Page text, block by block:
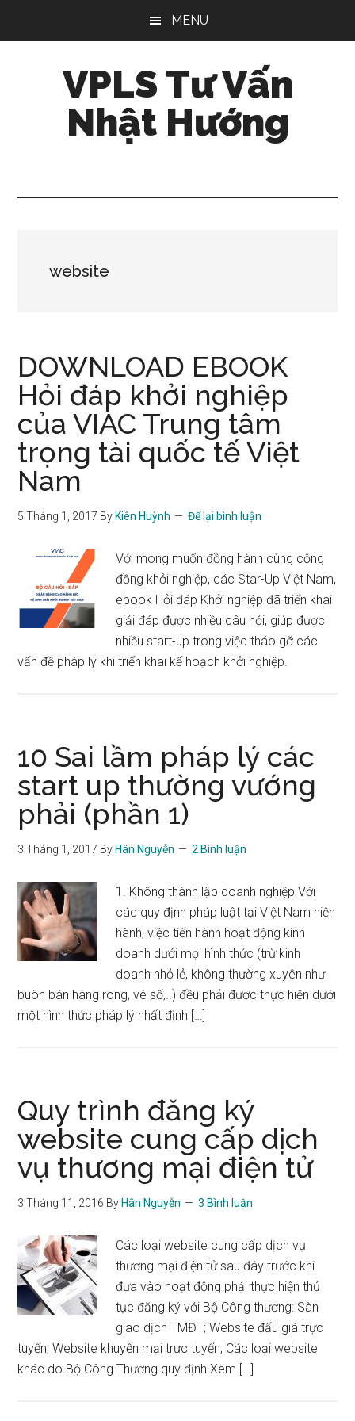
MENU
VPLS Tư Vấn
Nhật Hướng
website
DOWNLOAD EBOOK
Hỏi đáp khởi nghiệp
của VIAC Trung tâm
trọng tài quốc tế Việt
Nam
5 Tháng 1, 2017 By Kiên Huỳnh Để lại bình luận
Với mong muốn đồng hành cùng cộng
đồng khởi nghiệp, các Star-Up Việt Nam,
ebook Hỏi đáp Khởi nghiệp đã triển khai
giải đáp được nhiều câu hỏi, giúp được
nhiều start-up trong việc tháo gỡ các
vấn đề pháp lý khi triển khai kế hoạch khởi nghiệp.
10 Sai lầm pháp lý các
start up thường vướng
phải (phần 1)
3 Tháng 1, 2017 By Hân Nguyễn 2 Bình luận
1. Không thành lập doanh nghiệp Với
các quy định pháp luật tại Việt Nam hiện
hành, việc tiến hành hoạt động kinh
doanh dưới mọi hình thức (trừ kinh
doanh nhỏ lẻ, không thường xuyên như
buôn bán hàng rong, vé số,..) đều phải được thực hiện dưới
một hình thức pháp lý nhất định […]
Quy trình đăng ký
website cung cấp dịch
vụ thương mại điện tử
3 Tháng 11, 2016 By Hân Nguyễn 3 Bình luận
Các loại website cung cấp dịch vụ
thương mại điện tử sau đây trước khi
đưa vào hoạt động phải thực hiện thủ
tục đăng ký với Bộ Công thương: Sàn
giao dịch TMĐT; Website đấu giá trực
tuyến; Website khuyến mại trực tuyến; Các loại website
khác do Bộ Công Thương quy định Xem […]